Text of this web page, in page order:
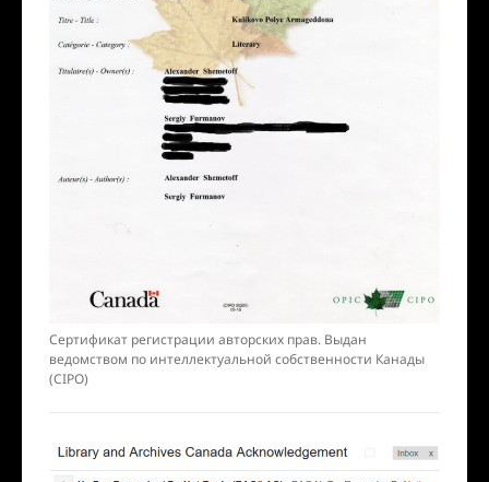
Сертификат регистрации авторских прав. Выдан
ведомством по интеллектуальной собственности Канады
(CIPO)